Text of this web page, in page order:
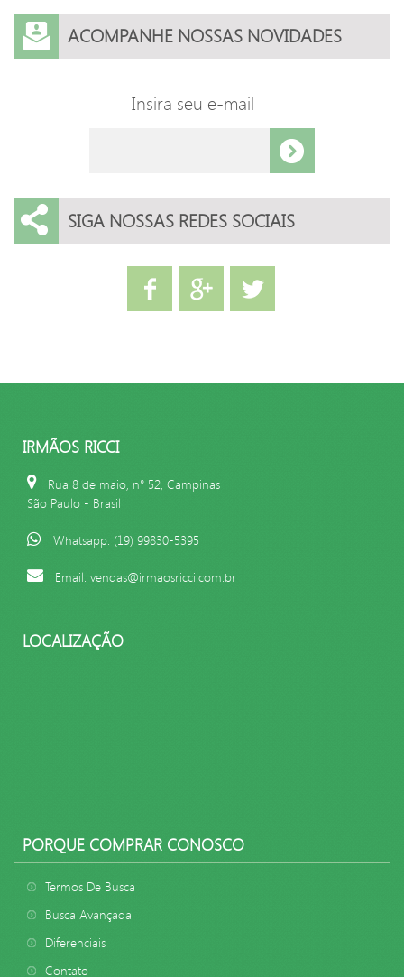
ACOMPANHE NOSSAS NOVIDADES
Insira seu e-mail
SIGA NOSSAS REDES SOCIAIS
IRMÃOS RICCI
Rua 8 de maio, n° 52, Campinas
São Paulo - Brasil
Whatsapp: (19) 99830-5395
Email: vendas@irmaosricci.com.br
LOCALIZAÇÃO
PORQUE COMPRAR CONOSCO
Termos De Busca
Busca Avançada
Diferenciais
Contato